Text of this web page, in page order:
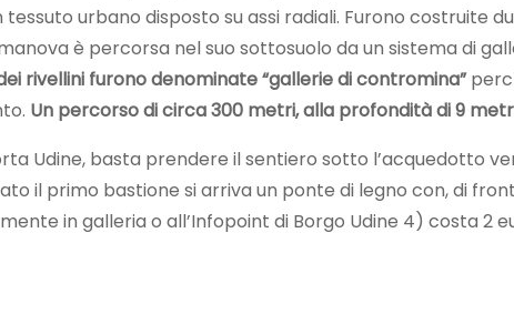
urbano disposto su assi radiali. Furono costruite
è percorsa nel suo sottosuolo da un sistema di
rivellini furono denominate “gallerie di contromina”
Un percorso di circa 300 metri, alla profondità di 9
Udine, basta prendere il sentiero sotto l’acquedotto
il primo bastione si arriva un ponte di legno con, di
in galleria o all’Infopoint di Borgo Udine 4) costa 2